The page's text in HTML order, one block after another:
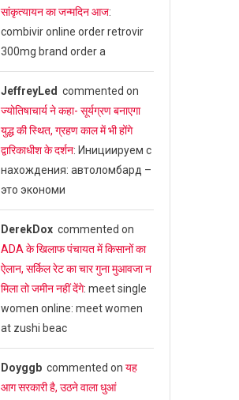
सांकृत्यायन का जन्‍मदिन आज:
combivir online order retrovir
300mg brand order a
JeffreyLed commented on
ज्योतिषाचार्य ने कहा- सूर्यग्रण बनाएगा
युद्ध की स्थित, ग्रहण काल में भी होंगे
द्वारिकाधीश के दर्शन: Инициируем с
нахождения: автоломбард –
это экономи
DerekDoxcommented on
ADA के खिलाफ पंचायत में किसानों का
ऐलान, सर्किल रेट का चार गुना मुआवजा न
मिला तो जमीन नहीं देंगे: meet single
women online: meet women
at zushi beac
Doyggbcommented on यह
आग सरकारी है, उठने वाला धुआं